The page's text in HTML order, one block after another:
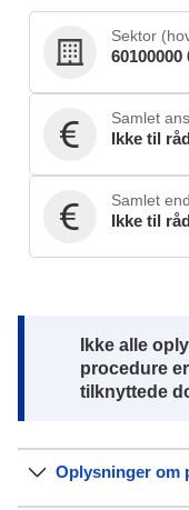
Sektor
60100000
Samlet
Ikke til
Samlet
Ikke til
Note:
Ikke alle
procedure
tilknyttede
Oplysninger om